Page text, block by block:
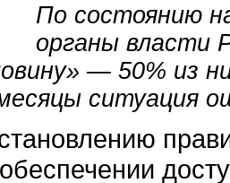
По состоянию
органы власти
— 50% из
ситуация